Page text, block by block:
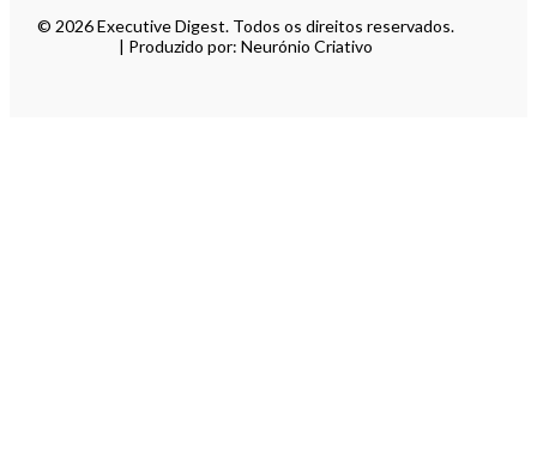
© 2026 Executive Digest. Todos os direitos reservados.
| Produzido por: Neurónio Criativo